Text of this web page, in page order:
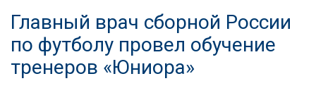
Главный врач сборной России
по футболу провел обучение
тренеров «Юниора»